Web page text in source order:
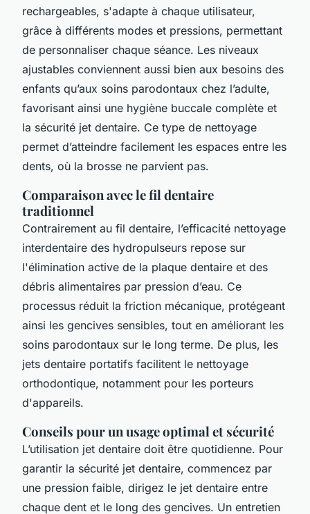
rechargeables, s'adapte à chaque utilisateur,
grâce à différents modes et pressions, permettant
de personnaliser chaque séance. Les niveaux
ajustables conviennent aussi bien aux besoins des
enfants qu’aux soins parodontaux chez l’adulte,
favorisant ainsi une hygiène buccale complète et
la sécurité jet dentaire. Ce type de nettoyage
permet d’atteindre facilement les espaces entre les
dents, où la brosse ne parvient pas.
Comparaison avec le fil dentaire
traditionnel
Contrairement au fil dentaire, l’efficacité nettoyage
interdentaire des hydropulseurs repose sur
l'élimination active de la plaque dentaire et des
débris alimentaires par pression d’eau. Ce
processus réduit la friction mécanique, protégeant
ainsi les gencives sensibles, tout en améliorant les
soins parodontaux sur le long terme. De plus, les
jets dentaire portatifs facilitent le nettoyage
orthodontique, notamment pour les porteurs
d'appareils.
Conseils pour un usage optimal et sécurité
L’utilisation jet dentaire doit être quotidienne. Pour
garantir la sécurité jet dentaire, commencez par
une pression faible, dirigez le jet dentaire entre
chaque dent et le long des gencives. Un entretien